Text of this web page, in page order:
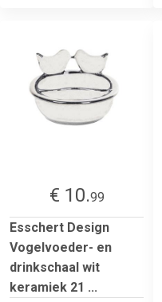
€ 10.99
Esschert Design
Vogelvoeder- en
drinkschaal wit
keramiek 21 ...